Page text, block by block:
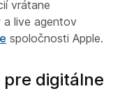
vrátane
a live agentov
spoločnosti Apple.
digitálne